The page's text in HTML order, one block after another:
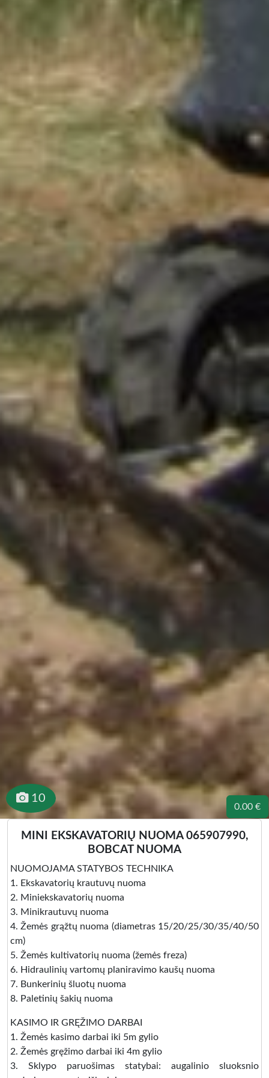
0.00 €
10
MINI EKSKAVATORIŲ NUOMA 065907990,
BOBCAT NUOMA
NUOMOJAMA STATYBOS TECHNIKA
1. Ekskavatorių krautuvų nuoma
2. Miniekskavatorių nuoma
3. Minikrautuvų nuoma
4. Žemės grąžtų nuoma (diametras 15/20/25/30/35/40/50
cm)
5. Žemės kultivatorių nuoma (žemės freza)
6. Hidraulinių vartomų planiravimo kaušų nuoma
7. Bunkerinių šluotų nuoma
8. Paletinių šakių nuoma
KASIMO IR GRĘŽIMO DARBAI
1. Žemės kasimo darbai iki 5m gylio
2. Žemės gręžimo darbai iki 4m gylio
3. Sklypo paruošimas statybai: augalinio sluoksnio